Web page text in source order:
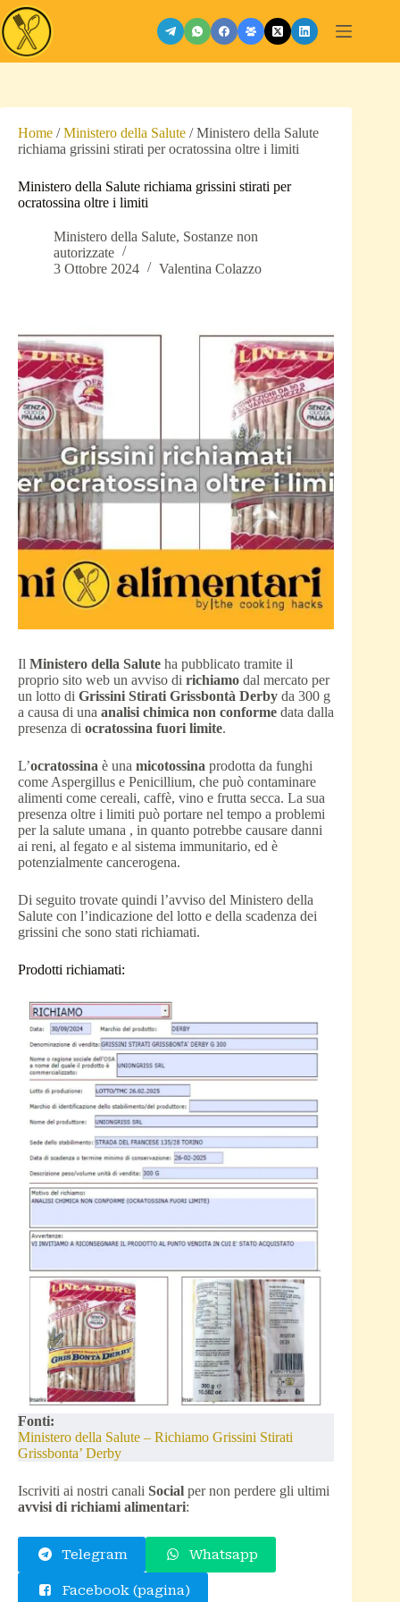
Salta
al
contenuto
Home /Ministero della Salute /Ministero della Salute
richiama grissini stirati per ocratossina oltre i limiti
Ministero della Salute richiama grissini stirati per
ocratossina oltre i limiti
Ministero della Salute, Sostanze non
autorizzate
3 Ottobre 2024
Valentina Colazzo
Il Ministero della Salute ha pubblicato tramite il
proprio sito web un avviso di richiamo dal mercato per
un lotto di Grissini Stirati Grissbontà Derby da 300 g
a causa di una analisi chimica non conforme data dalla
presenza di ocratossina fuori limite.
L’ocratossina è una micotossina prodotta da funghi
come Aspergillus e Penicillium, che può contaminare
alimenti come cereali, caffè, vino e frutta secca. La sua
presenza oltre i limiti può portare nel tempo a problemi
per la salute umana , in quanto potrebbe causare danni
ai reni, al fegato e al sistema immunitario, ed è
potenzialmente cancerogena.
Di seguito trovate quindi l’avviso del Ministero della
Salute con l’indicazione del lotto e della scadenza dei
grissini che sono stati richiamati.
Prodotti richiamati:
Fonti:
Ministero della Salute – Richiamo Grissini Stirati
Grissbonta’ Derby
Iscriviti ai nostri canali Social per non perdere gli ultimi
avvisi di richiami alimentari:
Telegram Whatsapp
Facebook (pagina)